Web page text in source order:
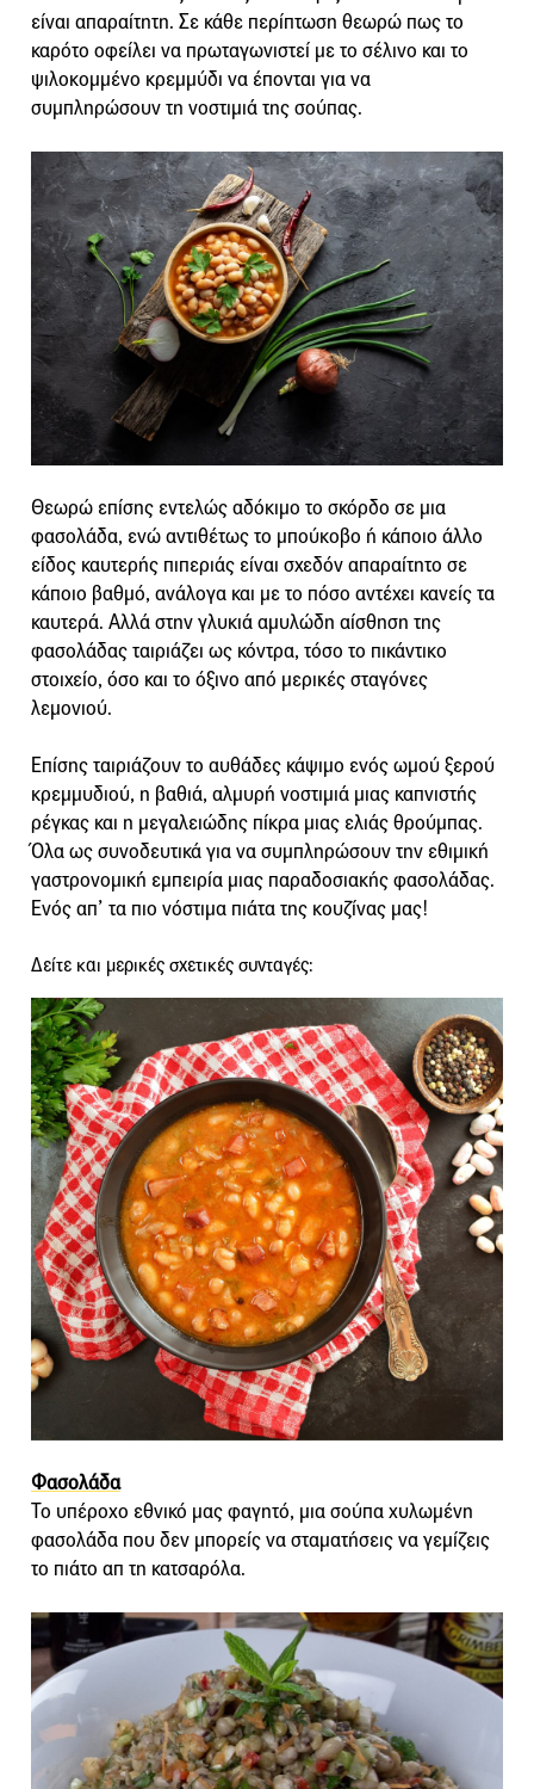
είναι απαραίτητη. Σε κάθε περίπτωση θεωρώ πως το
καρότο οφείλει να πρωταγωνιστεί με το σέλινο και το
ψιλοκομμένο κρεμμύδι να έπονται για να
συμπληρώσουν τη νοστιμιά της σούπας.
Θεωρώ επίσης εντελώς αδόκιμο το σκόρδο σε μια
φασολάδα, ενώ αντιθέτως το μπούκοβο ή κάποιο άλλο
είδος καυτερής πιπεριάς είναι σχεδόν απαραίτητο σε
κάποιο βαθμό, ανάλογα και με το πόσο αντέχει κανείς τα
καυτερά. Αλλά στην γλυκιά αμυλώδη αίσθηση της
φασολάδας ταιριάζει ως κόντρα, τόσο το πικάντικο
στοιχείο, όσο και το όξινο από μερικές σταγόνες
λεμονιού.
Επίσης ταιριάζουν το αυθάδες κάψιμο ενός ωμού ξερού
κρεμμυδιού, η βαθιά, αλμυρή νοστιμιά μιας καπνιστής
ρέγκας και η μεγαλειώδης πίκρα μιας ελιάς θρούμπας.
Όλα ως συνοδευτικά για να συμπληρώσουν την εθιμική
γαστρονομική εμπειρία μιας παραδοσιακής φασολάδας.
Ενός απ’ τα πιο νόστιμα πιάτα της κουζίνας μας!
Δείτε και μερικές σχετικές συνταγές:
Φασολάδα
Το υπέροχο εθνικό μας φαγητό, μια σούπα χυλωμένη
φασολάδα που δεν μπορείς να σταματήσεις να γεμίζεις
το πιάτο απ τη κατσαρόλα.